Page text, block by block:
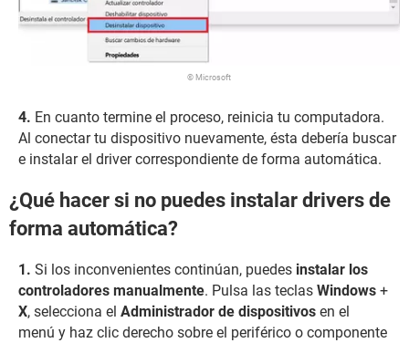
© Microsoft
En cuanto termine el proceso, reinicia tu computadora.
Al conectar tu dispositivo nuevamente, ésta debería buscar
e instalar el driver correspondiente de forma automática.
¿Qué hacer si no puedes instalar drivers de
forma automática?
Si los inconvenientes continúan, puedes instalar los
controladores manualmente. Pulsa las teclas Windows +
X, selecciona el Administrador de dispositivos en el
menú y haz clic derecho sobre el periférico o componente